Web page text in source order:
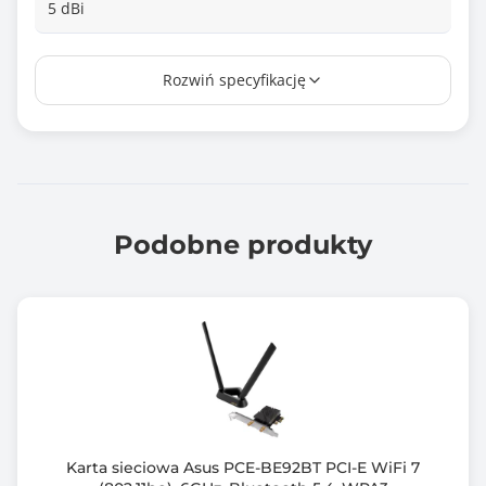
5 dBi
Wymiary [G x S x W] (mm)
Waga (g)
Częstotliwość pracy 2.4 GHz 5 GHz
Standard Wi-Fi 802.11ax
Prędkość transmisji 5Ghz 600 Mbps
Standardy bezprzewodowe IEEE 802.11ax/ac/a/n/b/g
5GHz IEE 802.11b/g/n/ax 2
Modulacja DBPSK DQPSK CCK OFDM
Zabezpieczenia transmisji bezprzewodowej WPA-PSK
WPA2-PSK 64/128-bitowy WE
Rozwiń specyfikację
Podobne produkty
Karta sieciowa Asus PCE-BE92BT PCI-E WiFi 7